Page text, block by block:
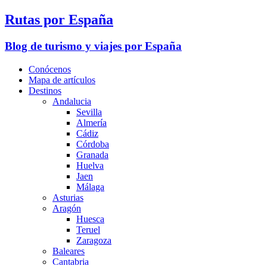
Rutas por España
Blog de turismo y viajes por España
Conócenos
Mapa de artículos
Destinos
Andalucia
Sevilla
Almería
Cádiz
Córdoba
Granada
Huelva
Jaen
Málaga
Asturias
Aragón
Huesca
Teruel
Zaragoza
Baleares
Cantabria